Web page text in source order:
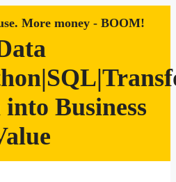
More money - BOOM!
Business